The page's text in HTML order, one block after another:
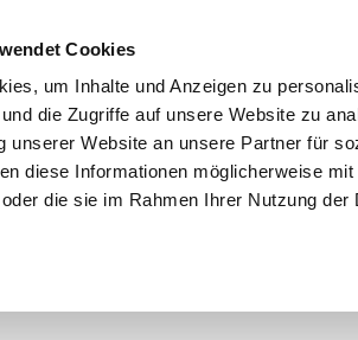
Cookies
um Inhalte und Anzeigen zu
die Zugriffe auf unsere Website zu
unserer Website an unsere Partner für
diese Informationen möglicherweise
die sie im Rahmen Ihrer Nutzung der